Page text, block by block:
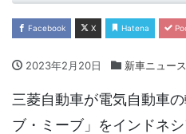
Facebook X Hatena
2023年2月20日 新車ニュース
三菱自動車が電気自動車
ブ・ミーブ」をインドネ